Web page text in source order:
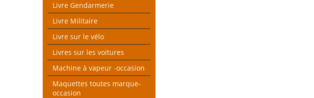
Livre Gendarmerie
Livre Militaire
Livre sur le vélo
Livres sur les voitures
Machine à vapeur -occasion
Maquettes toutes marque-
occasion